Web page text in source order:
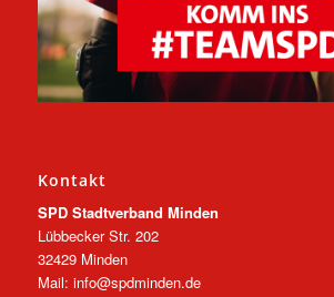
Kontakt
SPD Stadtverband Minden
Lübbecker Str. 202
32429 Minden
Mail: info@spdminden.de